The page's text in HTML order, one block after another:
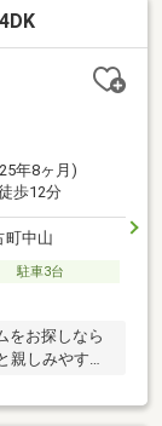
年8ヶ月)
歩12分
町中山
駐車3台
をお探しなら
しみやすい